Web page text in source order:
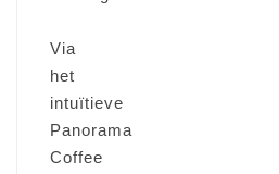
Via
het
intuïtieve
Panorama
Coffee